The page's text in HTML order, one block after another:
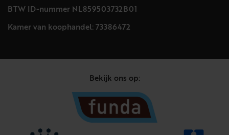
BTW ID-nummer NL859503732B01
Kamer van koophandel: 73386472
Bekijk ons op: